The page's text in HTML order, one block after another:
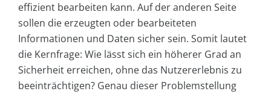
effizient bearbeiten kann. Auf der anderen Seite
sollen die erzeugten oder bearbeiteten
Informationen und Daten sicher sein. Somit lautet
die Kernfrage: Wie lässt sich ein höherer Grad an
Sicherheit erreichen, ohne das Nutzererlebnis zu
beeinträchtigen? Genau dieser Problemstellung